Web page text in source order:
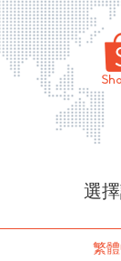
頁面
選
繁